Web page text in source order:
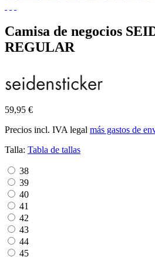
Camisa de negocios
REGULAR
59,95 €
Precios incl. IVA legal más gastos de
Talla: Tabla de tallas
38
39
40
41
42
43
44
45